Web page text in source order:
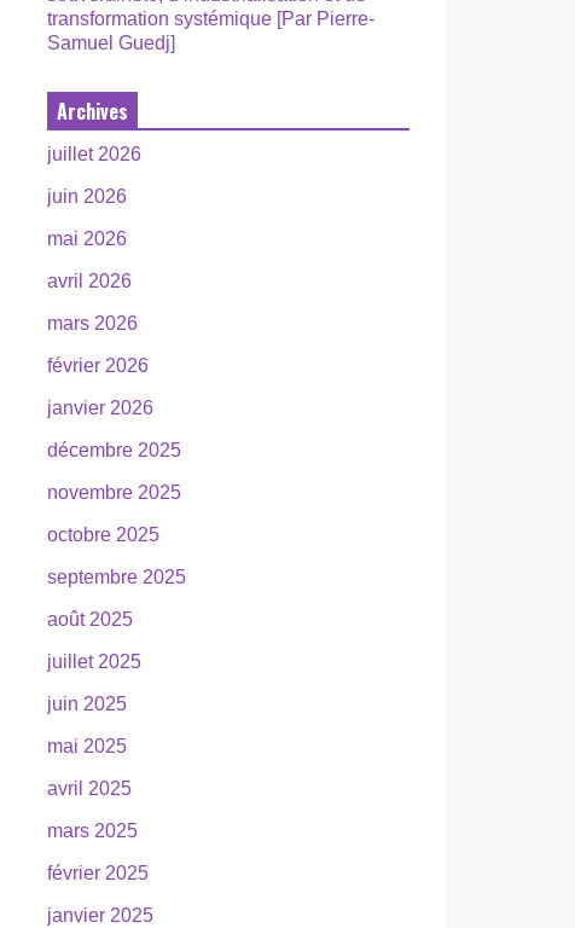
transformation systémique [Par Pierre-
Samuel Guedj]
Archives
juillet 2026
juin 2026
mai 2026
avril 2026
mars 2026
février 2026
janvier 2026
décembre 2025
novembre 2025
octobre 2025
septembre 2025
août 2025
juillet 2025
juin 2025
mai 2025
avril 2025
mars 2025
février 2025
janvier 2025